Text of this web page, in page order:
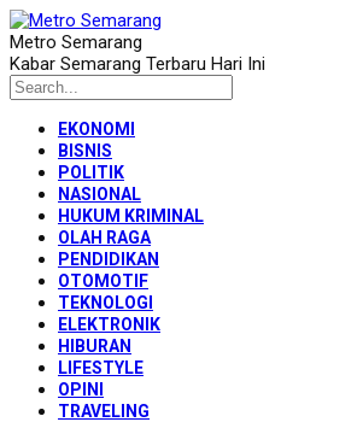
Metro Semarang
Kabar Semarang Terbaru Hari Ini
EKONOMI
BISNIS
POLITIK
NASIONAL
HUKUM KRIMINAL
OLAH RAGA
PENDIDIKAN
OTOMOTIF
TEKNOLOGI
ELEKTRONIK
HIBURAN
LIFESTYLE
OPINI
TRAVELING